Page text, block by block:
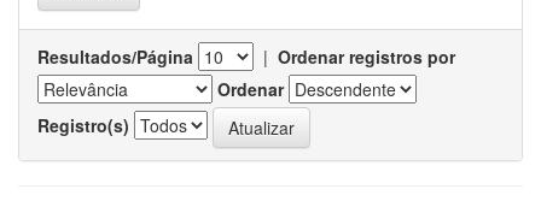
Resultados/Página | Ordenar registros por
Ordenar
Registro(s)